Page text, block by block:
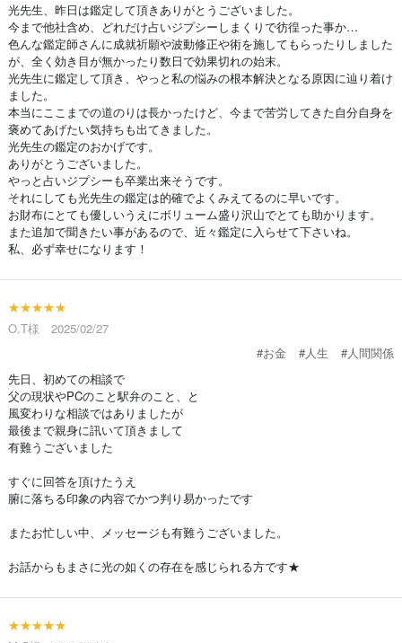
光先生、昨日は鑑定して頂きありがとうございました。
今まで他社含め、どれだけ占いジプシーしまくりで彷徨った事か…
色んな鑑定師さんに成就祈願や波動修正や術を施してもらったりしました
が、全く効き目が無かったり数日で効果切れの始末。
光先生に鑑定して頂き、やっと私の悩みの根本解決となる原因に辿り着け
ました。
本当にここまでの道のりは長かったけど、今まで苦労してきた自分自身を
褒めてあげたい気持ちも出てきました。
光先生の鑑定のおかげです。
ありがとうございました。
やっと占いジプシーも卒業出来そうです。
それにしても光先生の鑑定は的確でよくみえてるのに早いです。
お財布にとても優しいうえにボリューム盛り沢山でとても助かります。
また追加で聞きたい事があるので、近々鑑定に入らせて下さいね。
私、必ず幸せになります！
★★★★★
O.T様 2025/02/27
#お金
#人生
#人間関係
先日、初めての相談で
父の現状やPCのこと駅弁のこと、と
風変わりな相談ではありましたが
最後まで親身に訊いて頂きまして
有難うございました
すぐに回答を頂けたうえ
腑に落ちる印象の内容でかつ判り易かったです
またお忙しい中、メッセージも有難うございました。
お話からもまさに光の如くの存在を感じられる方です★
★★★★★